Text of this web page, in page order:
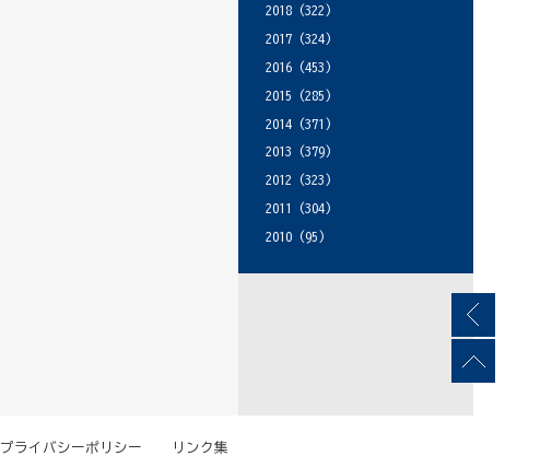
2018 (322)
2017 (324)
2016 (453)
2015 (285)
2014 (371)
2013 (379)
2012 (323)
2011
(304)
2010 (95)
プライバシーポリシー リンク集